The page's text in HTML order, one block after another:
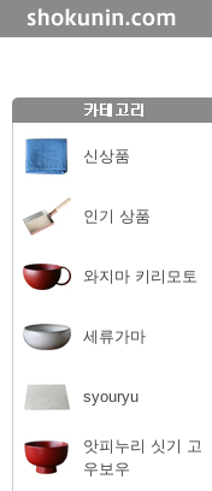
신상품
인기 상품
와지마 키리모토
세류가마
syouryu
앗피누리 싯기 고
우보우